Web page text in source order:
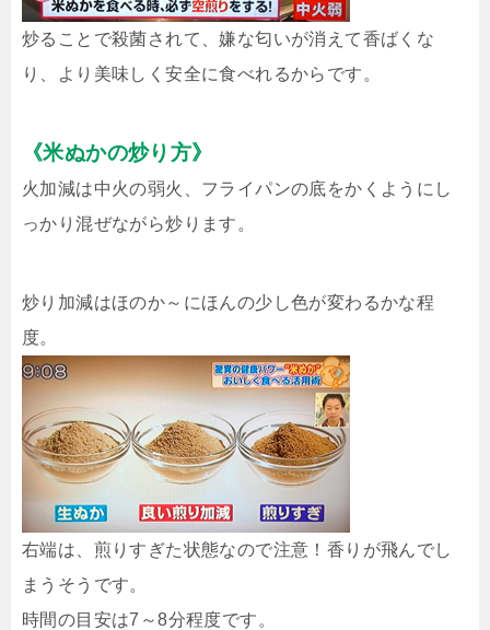
炒ることで殺菌されて、嫌な匂いが消えて香ばくな
り、より美味しく安全に食べれるからです。
《米ぬかの炒り方》
火加減は中火の弱火、フライパンの底をかくようにし
っかり混ぜながら炒ります。
炒り加減はほのか～にほんの少し色が変わるかな程
度。
右端は、煎りすぎた状態なので注意！香りが飛んでし
まうそうです。
時間の目安は7～8分程度です。